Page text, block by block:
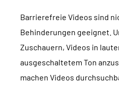
Barrierefreie Videos sind
Behinderungen geeignet.
Zuschauern, Videos in
ausgeschaltetem Ton
machen Videos